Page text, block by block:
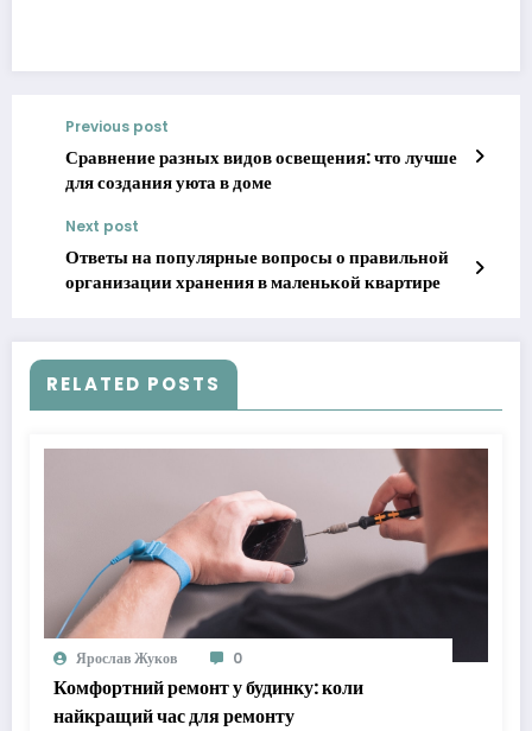
Previous post
Сравнение разных видов освещения: что лучше
для создания уюта в доме
Next post
Ответы на популярные вопросы о правильной
организации хранения в маленькой квартире
RELATED POSTS
Ярослав Жуков 0
Комфортний ремонт у будинку: коли
найкращий час для ремонту